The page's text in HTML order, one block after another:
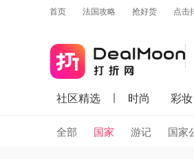
首页 法国攻略 抢好货 点击
社区精选 时尚 彩妆
全部 国家 游记 国家